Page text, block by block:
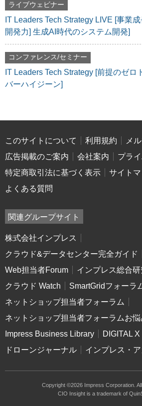
ライブウェビナー
IT Leaders Tech Strategy LIVE [事業
開発力] 生成AI時代のシステム開発]
コンファレンス/セミナー
IT Leaders Tech Strategy [前提のゼロ
バーハイジーン]
このサイトについて 利用規約
メ
広告掲載のご案内
会社案内
プラ
特定商取引法に基づく表示
サイト
よくある質問
関連グループサイト
株式会社インプレス
クラウド&データセンター完全ガイド
Web担当者Forum
インプレス総合
クラウド Watch
SmartGridフォーラ
ネットショップ担当者フォーラム
ネットショップ担当者フォーラムお
Impress Business Library
DIGITAL X
ドローンジャーナル
インプレス・
Copyright ©2026 Impress Corporation.
CIO Insight is a trademark of